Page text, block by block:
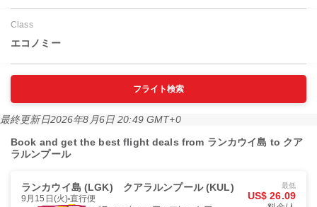
Class
エコノミー
フライト検索
最終更新日2026年8月6日 20:49 GMT+0
Book and get the best flight deals from ランカウイ島 to クア
ラルンプール
ランカウイ島 (LGK) クアラルンプール (KUL)
9月15日(火) 直行便
最低
US$ 26.09